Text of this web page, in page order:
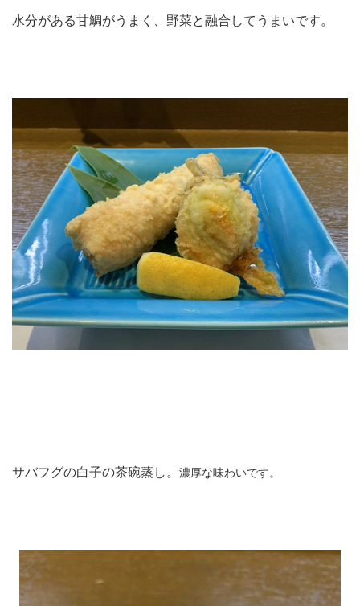
水分がある甘鯛がうまく、野菜と融合してうまいです。
サバフグの白子の茶碗蒸し。 濃厚な味わいです。